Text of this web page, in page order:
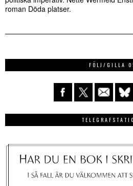
roman Döda platser.
FÖLJ/GILLA